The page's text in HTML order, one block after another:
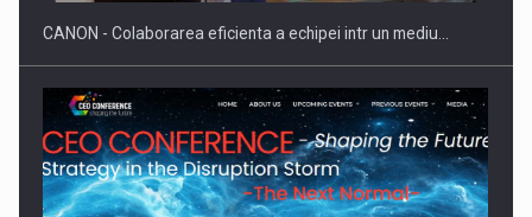
CANON - Colaborarea eficienta a echipei intr un mediu…